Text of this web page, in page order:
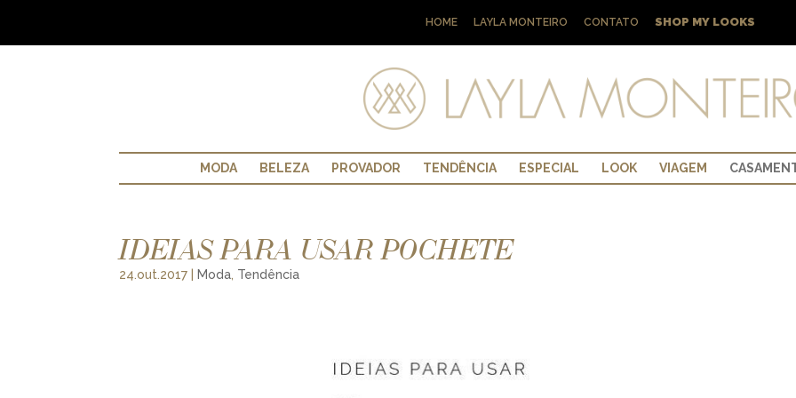
HOME LAYLA MONTEIRO CONTATO SHOP MY LOOKS
MODA BELEZA PROVADOR TENDÊNCIA ESPECIAL LOOK VIAGEM
IDEIAS PARA USAR POCHETE
24.out.2017 Moda, Tendência